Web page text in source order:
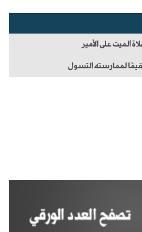
الميت على الأمير
لممارسته التسول